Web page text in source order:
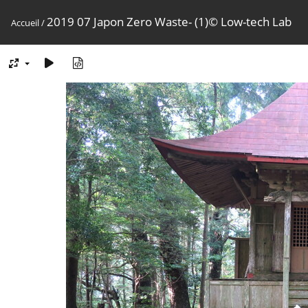
Accueil/2019 07 Japon Zero Waste- (1)© Low-tech Lab